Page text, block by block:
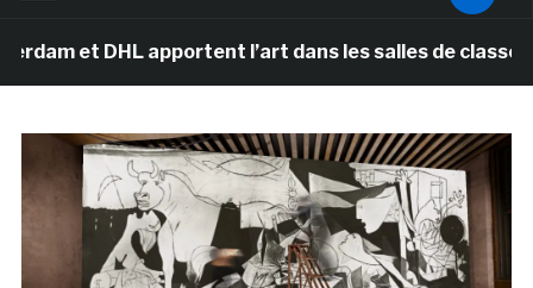
DHL apportent l’art dans les salles de classe des